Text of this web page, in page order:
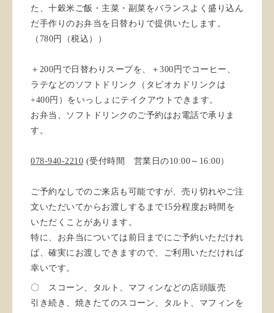
た、十穀米ご飯・主菜・副菜をバランスよく盛り込ん
だ手作りのお弁当を日替わりで提供いたします。
（780円（税込））
＋200円で日替わりスープを、＋300円でコーヒー、
ラテなどのソフトドリンク（タピオカドリンクは
+400円）をいっしょにテイクアウトできます。
お弁当、ソフトドリンクのご予約はお電話で承りま
す。
078-940-2210 (受付時間 営業日の10:00～16:00）
ご予約なしでのご来店も可能ですが、売り切れやご注
文いただいてからお渡しするまで15分程度お時間を
いただくことがあります。
特に、お弁当については前日までにご予約いただけれ
ば、確実にお渡しできますので、ご利用いただければ
幸いです。
〇 スコーン、タルト、マフィンなどの店頭販売
引き続き、焼きたてのスコーン、タルト、マフィンを